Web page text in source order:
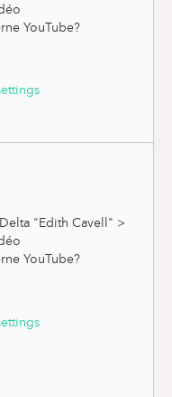
YouTube?
"Edith Cavell" >
YouTube?